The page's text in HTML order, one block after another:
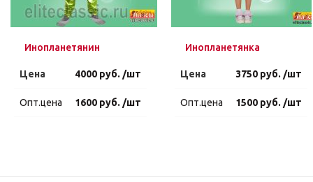
Инопланетянин
Цена 4000 руб. /шт
Опт.цена 1600 руб. /шт
Инопланетянка
Цена 3750 руб. /шт
Опт.цена 1500 руб. /шт